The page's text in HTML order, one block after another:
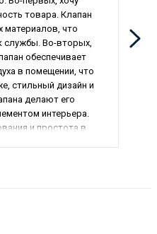
товара. Клапан
материалов, что
службы. Во-вторых,
обеспечивает
в помещении, что
стильный дизайн и
делают его
интерьера.
и простота в